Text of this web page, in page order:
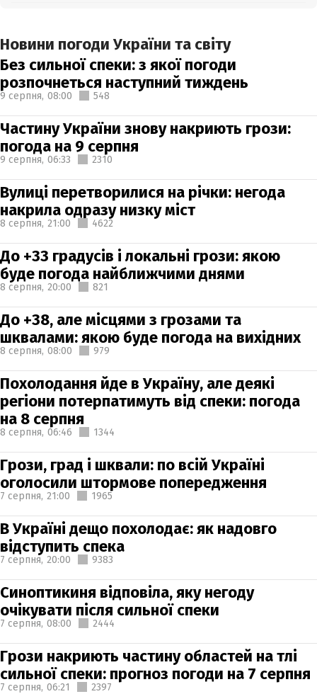
Новини погоди України та світу
Без сильної спеки: з якої погоди
розпочнеться наступний тиждень
9 серпня, 08:00 548
Частину України знову накриють грози:
погода на 9 серпня
9 серпня, 06:33 2310
Вулиці перетворилися на річки: негода
накрила одразу низку міст
8 серпня, 21:00 4622
До +33 градусів і локальні грози: якою
буде погода найближчими днями
8 серпня, 20:00 821
До +38, але місцями з грозами та
шквалами: якою буде погода на вихідних
8 серпня, 08:00 979
Похолодання йде в Україну, але деякі
регіони потерпатимуть від спеки: погода
на 8 серпня
8 серпня, 06:46 1344
Грози, град і шквали: по всій Україні
оголосили штормове попередження
7 серпня, 21:00 1965
В Україні дещо похолодає: як надовго
відступить спека
7 серпня, 20:00 9383
Синоптикиня відповіла, яку негоду
очікувати після сильної спеки
7 серпня, 08:00 2444
Грози накриють частину областей на тлі
сильної спеки: прогноз погоди на 7 серпня
7 серпня, 06:21 2397